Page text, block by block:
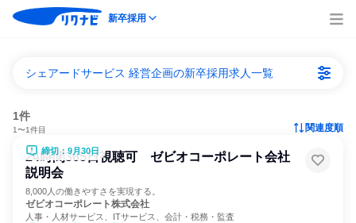
新卒採用
シェアードサービス 経営企画の新卒採用求人一覧
1件
1〜1件目 関連度順
締切：9月30日
24時間365日視聴可 ゼビオコーポレート会社
説明会
8,000人の働きやすさを実現する。
ゼビオコーポレート株式会社
人事・人材サービス、ITサービス、会計・税務・監査